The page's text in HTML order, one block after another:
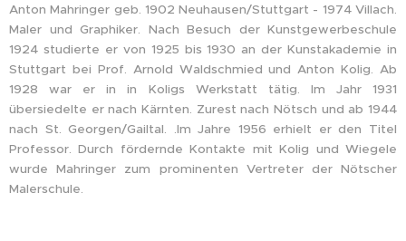
Anton Mahringer geb. 1902 Neuhausen/Stuttgart - 1974 Villach.
Maler und Graphiker. Nach Besuch der Kunstgewerbeschule
1924 studierte er von 1925 bis 1930 an der Kunstakademie in
Stuttgart bei Prof. Arnold Waldschmied und Anton Kolig. Ab
1928 war er in in Koligs Werkstatt tätig. Im Jahr 1931
übersiedelte er nach Kärnten. Zurest nach Nötsch und ab 1944
nach St. Georgen/Gailtal. .Im Jahre 1956 erhielt er den Titel
Professor. Durch fördernde Kontakte mit Kolig und Wiegele
wurde Mahringer zum prominenten Vertreter der Nötscher
Malerschule.